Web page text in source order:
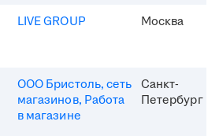
LIVE GROUP Москва
ООО Бристоль, сеть
магазинов, Работа
в магазине
Санкт-
Петербург